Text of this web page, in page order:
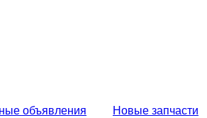
объявления Новые запчасти